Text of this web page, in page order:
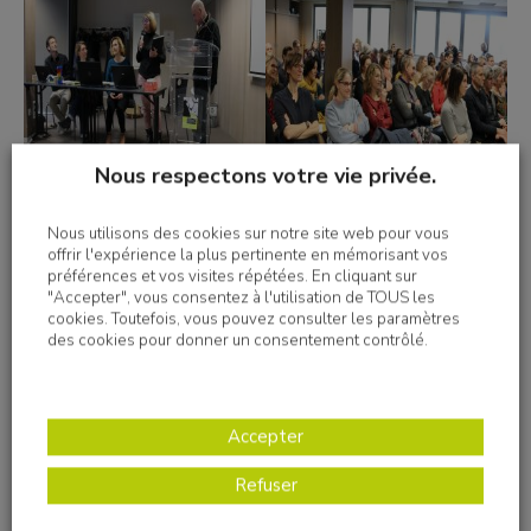
Nous respectons votre vie privée.
Nous utilisons des cookies sur notre site web pour vous
offrir l'expérience la plus pertinente en mémorisant vos
préférences et vos visites répétées. En cliquant sur
"Accepter", vous consentez à l'utilisation de TOUS les
cookies. Toutefois, vous pouvez consulter les paramètres
des cookies pour donner un consentement contrôlé.
Accepter
Refuser